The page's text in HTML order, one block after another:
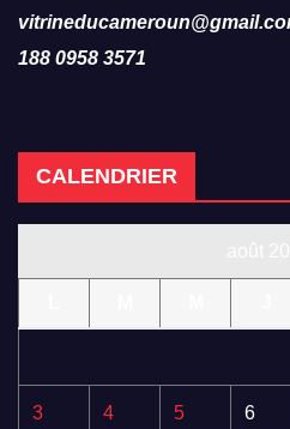
188 0958 3571
CALENDRIER
3 4 5 6